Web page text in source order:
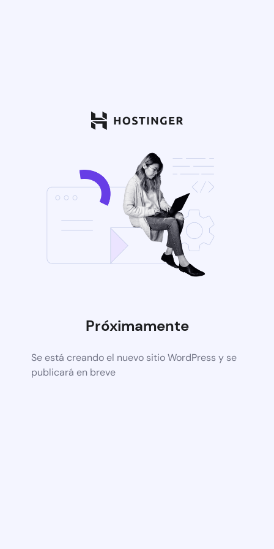
Próximamente
Se está creando el nuevo sitio WordPress y se
publicará en breve